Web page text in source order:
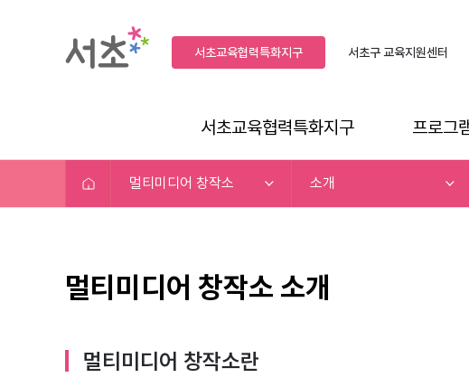
서초교육협력특화지구 서초구교육지원센터
서초교육협력특화지구 프로그
멀티미디어 창작소 소개
멀티미디어 창작소 소개
멀티미디어 창작소란